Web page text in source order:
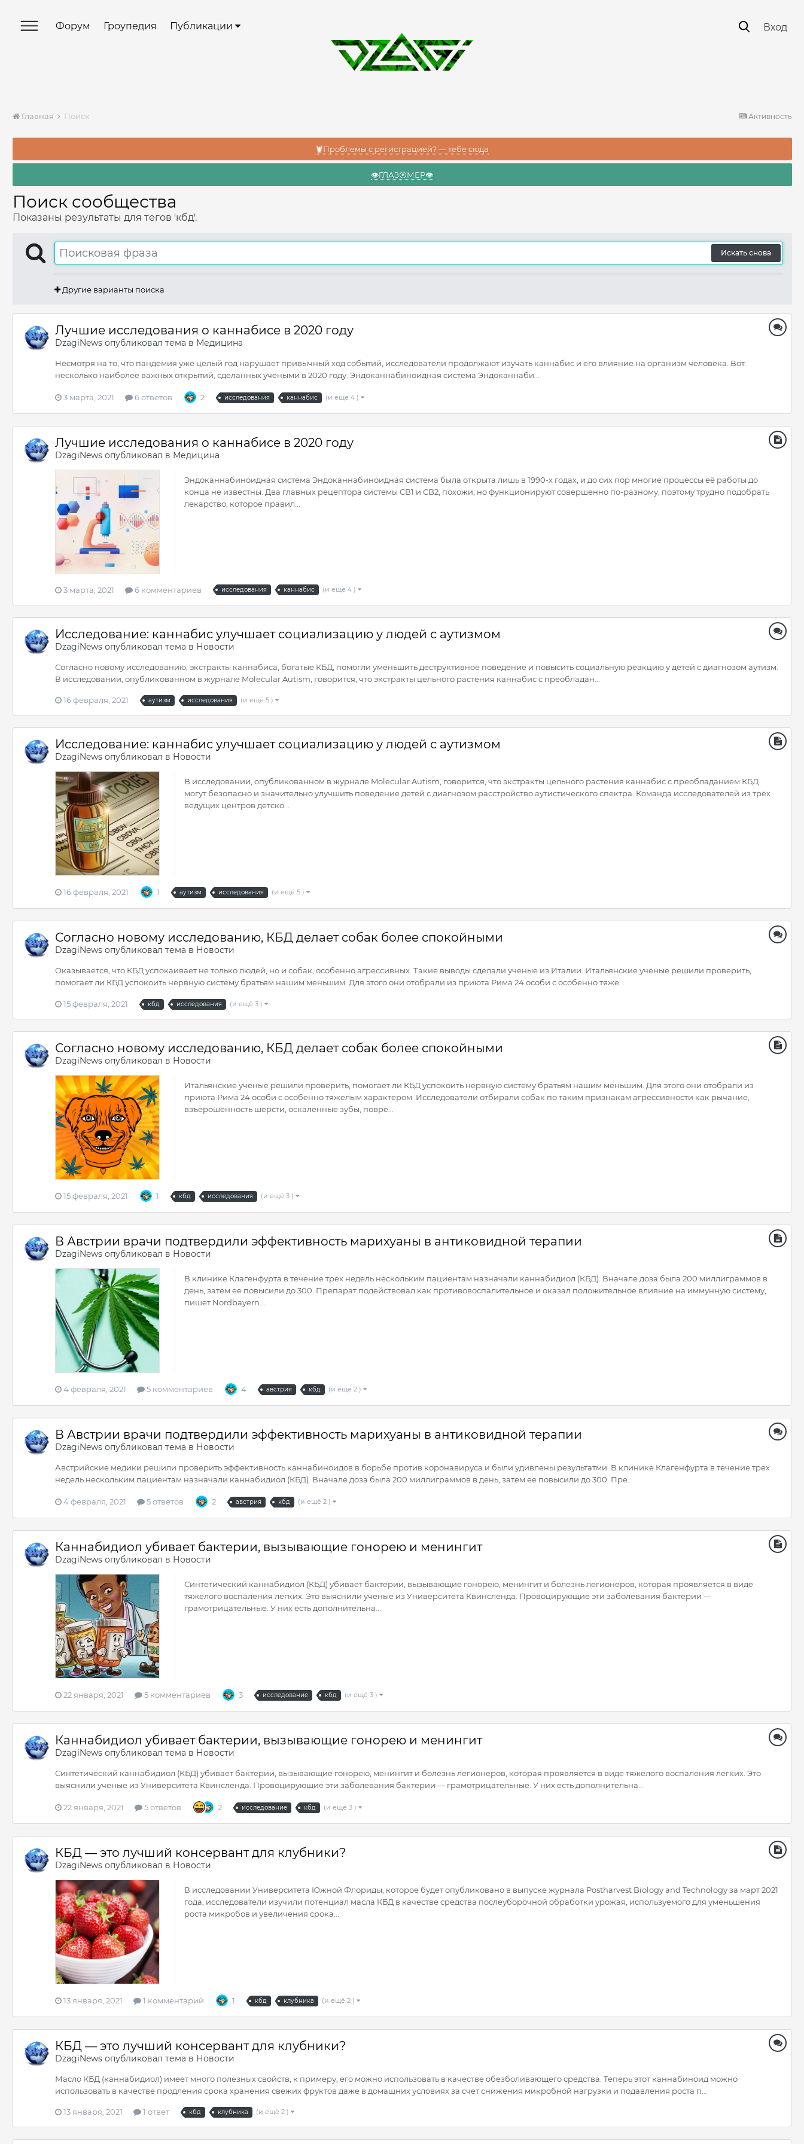
Форум Гроупедия Публикации Вход
Активность
Главная Поиск
🦞Проблемы с регистрацией? — тебе сюда
👁️ГЛАЗ⦿МЕР👁️
Поиск сообщества
Показаны результаты для тегов 'кбд'.
Искать снова
Другие варианты поиска
Лучшие исследования о каннабисе в 2020 году
DzagiNews опубликовал тема в Медицина
Несмотря на то, что пандемия уже целый год нарушает привычный ход событий, исследователи продолжают изучать каннабис и его влияние на организм человека. Вот
несколько наиболее важных открытий, сделанных учёными в 2020 году. Эндоканнабиноидная система Эндоканнаби...
3 марта, 2021 6 ответов 2 исследования каннабис (и ещё 4 )
Лучшие исследования о каннабисе в 2020 году
DzagiNews опубликовал в Медицина
Эндоканнабиноидная система Эндоканнабиноидная система была открыта лишь в 1990-х годах, и до сих пор многие процессы её работы до
конца не известны. Два главных рецептора системы CB1 и CB2, похожи, но функционируют совершенно по-разному, поэтому трудно подобрать
лекарство, которое правил...
3 марта, 2021 6 комментариев исследования каннабис (и ещё 4 )
Исследование: каннабис улучшает социализацию у людей с аутизмом
DzagiNews опубликовал тема в Новости
Согласно новому исследованию, экстракты каннабиса, богатые КБД, помогли уменьшить деструктивное поведение и повысить социальную реакцию у детей с диагнозом аутизм.
В исследовании, опубликованном в журнале Molecular Autism, говорится, что экстракты цельного растения каннабис с преобладан...
16 февраля, 2021 аутизм исследования (и ещё 5 )
Исследование: каннабис улучшает социализацию у людей с аутизмом
DzagiNews опубликовал в Новости
В исследовании, опубликованном в журнале Molecular Autism, говорится, что экстракты цельного растения каннабис с преобладанием КБД
могут безопасно и значительно улучшить поведение детей с диагнозом расстройство аутистического спектра. Команда исследователей из трёх
ведущих центров детско...
16 февраля, 2021 1 аутизм исследования (и ещё 5 )
Согласно новому исследованию, КБД делает собак более спокойными
DzagiNews опубликовал тема в Новости
Оказывается, что КБД успокаивает не только людей, но и собак, особенно агрессивных. Такие выводы сделали ученые из Италии. Итальянские ученые решили проверить,
помогает ли КБД успокоить нервную систему братьям нашим меньшим. Для этого они отобрали из приюта Рима 24 особи с особенно тяже...
15 февраля, 2021 кбд исследования (и ещё 3 )
Согласно новому исследованию, КБД делает собак более спокойными
DzagiNews опубликовал в Новости
Итальянские ученые решили проверить, помогает ли КБД успокоить нервную систему братьям нашим меньшим. Для этого они отобрали из
приюта Рима 24 особи с особенно тяжелым характером. Исследователи отбирали собак по таким признакам агрессивности как рычание,
взъерошенность шерсти, оскаленные зубы, повре...
15 февраля, 2021 1 кбд исследования (и ещё 3 )
В Австрии врачи подтвердили эффективность марихуаны в антиковидной терапии
DzagiNews опубликовал в Новости
В клинике Клагенфурта в течение трех недель нескольким пациентам назначали каннабидиол (КБД). Вначале доза была 200 миллиграммов в
день, затем ее повысили до 300. Препарат подействовал как противовоспалительное и оказал положительное влияние на иммунную систему,
пишет Nordbayern....
4 февраля, 2021 5 комментариев 4 австрия кбд (и ещё 2 )
В Австрии врачи подтвердили эффективность марихуаны в антиковидной терапии
DzagiNews опубликовал тема в Новости
Австрийские медики решили проверить эффективность каннабиноидов в борьбе против коронавируса и были удивлены результатми. В клинике Клагенфурта в течение трех
недель нескольким пациентам назначали каннабидиол (КБД). Вначале доза была 200 миллиграммов в день, затем ее повысили до 300. Пре...
4 февраля, 2021 5 ответов 2 австрия кбд (и ещё 2 )
Каннабидиол убивает бактерии, вызывающие гонорею и менингит
DzagiNews опубликовал в Новости
Синтетический каннабидиол (КБД) убивает бактерии, вызывающие гонорею, менингит и болезнь легионеров, которая проявляется в виде
тяжелого воспаления легких. Это выяснили ученые из Университета Квинсленда. Провоцирующие эти заболевания бактерии —
грамотрицательные. У них есть дополнительна...
22 января, 2021 5 комментариев 3 исследование кбд (и ещё 3 )
Каннабидиол убивает бактерии, вызывающие гонорею и менингит
DzagiNews опубликовал тема в Новости
Синтетический каннабидиол (КБД) убивает бактерии, вызывающие гонорею, менингит и болезнь легионеров, которая проявляется в виде тяжелого воспаления легких. Это
выяснили ученые из Университета Квинсленда. Провоцирующие эти заболевания бактерии — грамотрицательные. У них есть дополнительна...
22 января, 2021 5 ответов 2 исследование кбд (и ещё 3 )
КБД — это лучший консервант для клубники?
DzagiNews опубликовал в Новости
В исследовании Университета Южной Флориды, которое будет опубликовано в выпуске журнала Postharvest Biology and Technology за март 2021
года, исследователи изучили потенциал масла КБД в качестве средства послеуборочной обработки урожая, используемого для уменьшения
роста микробов и увеличения срока...
13 января, 2021 1 комментарий 1 кбд клубника (и ещё 2 )
КБД — это лучший консервант для клубники?
DzagiNews опубликовал тема в Новости
Масло КБД (каннабидиол) имеет много полезных свойств, к примеру, его можно использовать в качестве обезболивающего средства. Теперь этот каннабиноид можно
использовать в качестве продления срока хранения свежих фруктов даже в домашних условиях за счет снижения микробной нагрузки и подавления роста п...
13 января, 2021 1 ответ кбд клубника (и ещё 2 )